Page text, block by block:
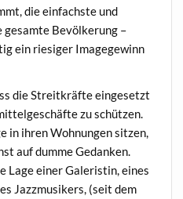
die einfachste und
Bevölkerung –
ein riesiger Imagegewinn
die Streitkräfte eingesetzt
zu schützen.
in ihren Wohnungen sitzen,
auf dumme Gedanken.
Lage einer Galeristin, eines
Jazzmusikers, (seit dem